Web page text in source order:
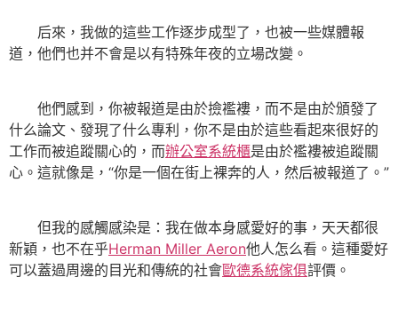
后來，我做的這些工作逐步成型了，也被一些媒體報
道，他們也并不會是以有特殊年夜的立場改變。
他們感到，你被報道是由於撿襤褸，而不是由於頒發了
什么論文、發現了什么專利，你不是由於這些看起來很好的
工作而被追蹤關心的，而辦公室系統櫃是由於襤褸被追蹤關
心。這就像是，“你是一個在街上裸奔的人，然后被報道了。”
但我的感觸感染是：我在做本身感愛好的事，天天都很
新穎，也不在乎Herman Miller Aeron他人怎么看。這種愛好
可以蓋過周邊的目光和傳統的社會歐德系統傢俱評價。